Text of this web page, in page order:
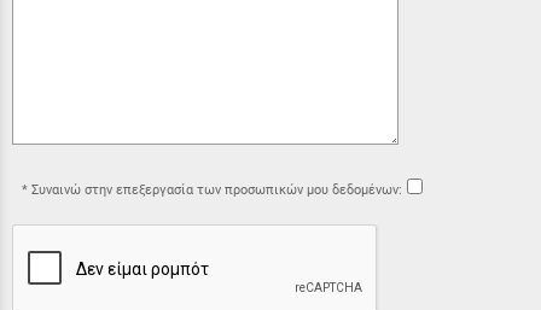
Συναινώ στην επεξεργασία των προσωπικών μου δεδομένων: